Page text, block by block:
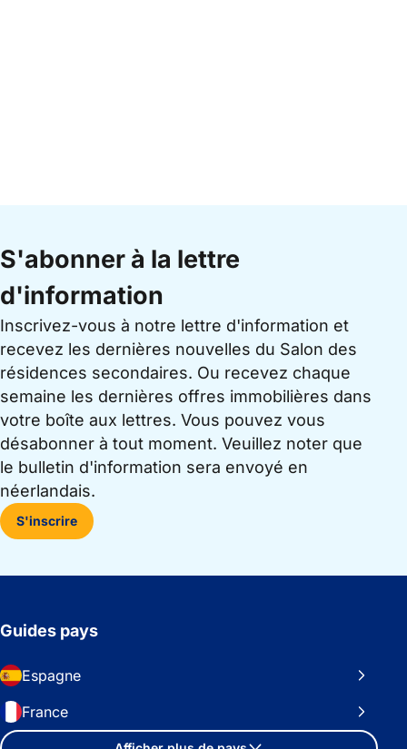
S'abonner à la lettre
d'information
Inscrivez-vous à notre lettre d'information et
recevez les dernières nouvelles du Salon des
résidences secondaires. Ou recevez chaque
semaine les dernières offres immobilières dans
votre boîte aux lettres. Vous pouvez vous
désabonner à tout moment. Veuillez noter que
le bulletin d'information sera envoyé en
néerlandais.
S'inscrire
Guides pays
Espagne
France